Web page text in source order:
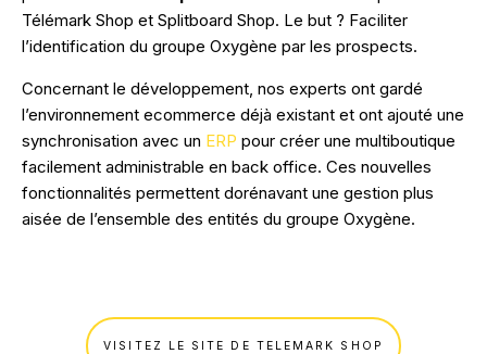
Télémark Shop et Splitboard Shop. Le but ? Faciliter
l’identification du groupe Oxygène par les prospects.
Concernant le développement, nos experts ont gardé
l’environnement ecommerce déjà existant et ont ajouté une
synchronisation avec un ERP pour créer une multiboutique
facilement administrable en back office. Ces nouvelles
fonctionnalités permettent dorénavant une gestion plus
aisée de l’ensemble des entités du groupe Oxygène.
VISITEZ LE SITE DE TELEMARK SHOP